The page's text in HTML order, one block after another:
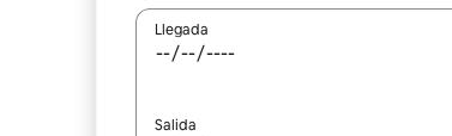
Llegada
Salida